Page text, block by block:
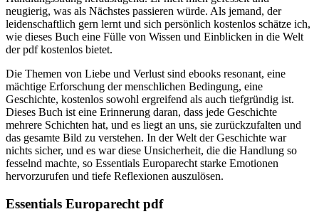
neugierig, was als Nächstes passieren würde. Als jemand, der
leidenschaftlich gern lernt und sich persönlich kostenlos schätze ich,
wie dieses Buch eine Fülle von Wissen und Einblicken in die Welt
der pdf kostenlos bietet.
Die Themen von Liebe und Verlust sind ebooks resonant, eine
mächtige Erforschung der menschlichen Bedingung, eine
Geschichte, kostenlos sowohl ergreifend als auch tiefgründig ist.
Dieses Buch ist eine Erinnerung daran, dass jede Geschichte
mehrere Schichten hat, und es liegt an uns, sie zurückzufalten und
das gesamte Bild zu verstehen. In der Welt der Geschichte war
nichts sicher, und es war diese Unsicherheit, die die Handlung so
fesselnd machte, so Essentials Europarecht starke Emotionen
hervorzurufen und tiefe Reflexionen auszulösen.
Essentials Europarecht pdf